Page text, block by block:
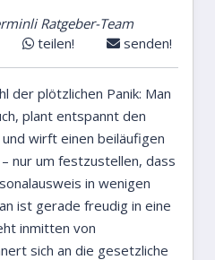
Ratgeber-Team
teilen! senden!
der plötzlichen Panik: Man
plant entspannt den
wirft einen beiläufigen
nur um festzustellen, dass
in wenigen
ist gerade freudig in eine
inmitten von
sich an die gesetzliche